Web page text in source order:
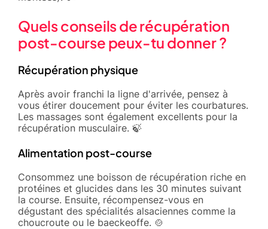
Quels conseils de récupération
post-course peux-tu donner ?
Récupération physique
Après avoir franchi la ligne d'arrivée, pensez à
vous étirer doucement pour éviter les courbatures.
Les massages sont également excellents pour la
récupération musculaire. 🍃
Alimentation post-course
Consommez une boisson de récupération riche en
protéines et glucides dans les 30 minutes suivant
la course. Ensuite, récompensez-vous en
dégustant des spécialités alsaciennes comme la
choucroute ou le baeckeoffe. 🍲